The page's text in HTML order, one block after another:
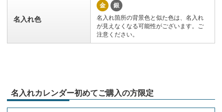
名入れ色
金
銀
名入れ箇所の背景色と似た色は、名入れ
が見えなくなる可能性がございます。ご
注意ください。
名入れカレンダー初めてご購入の方限定